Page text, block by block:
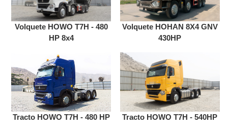
Volquete HOWO T7H - 480
HP 8x4
Volquete HOHAN 8X4 GNV
430HP
Tracto HOWO T7H - 480 HP Tracto HOWO T7H - 540HP